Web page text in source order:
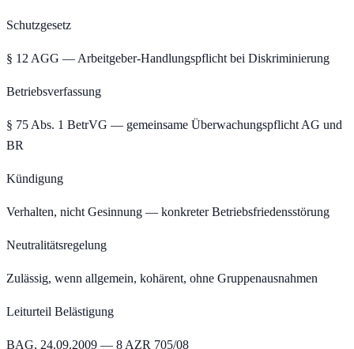
Schutzgesetz
§ 12 AGG — Arbeitgeber-Handlungspflicht bei Diskriminierung
Betriebsverfassung
§ 75 Abs. 1 BetrVG — gemeinsame Überwachungspflicht AG und
BR
Kündigung
Verhalten, nicht Gesinnung — konkreter Betriebsfriedensstörung
Neutralitätsregelung
Zulässig, wenn allgemein, kohärent, ohne Gruppenausnahmen
Leiturteil Belästigung
BAG, 24.09.2009 — 8 AZR 705/08